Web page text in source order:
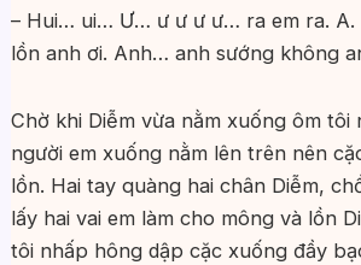
– Hui… ui… Ư… ư ư ư ư… ra em ra. A.
lồn anh ơi. Anh… anh sướng không
Chờ khi Diễm vừa nằm xuống ôm tôi
người em xuống nằm lên trên nên
lồn. Hai tay quàng hai chân Diễm,
lấy hai vai em làm cho mông và lồn
tôi nhấp hông dập cặc xuống đầy